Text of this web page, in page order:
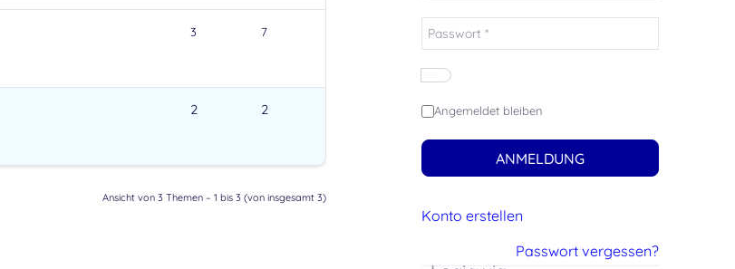
3 7
2 2
Ansicht von 3 Themen – 1 bis 3 (von insgesamt 3)
Angemeldet bleiben
ANMELDUNG
Konto erstellen
Passwort vergessen?